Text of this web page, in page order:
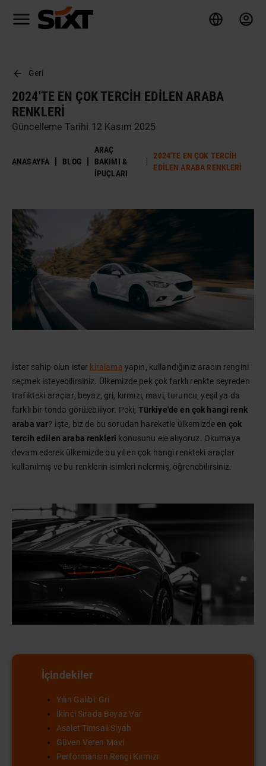
Geri
2024'TE EN ÇOK TERCIH EDILEN ARABA
RENKLERI
Güncelleme Tarihi 12 Kasım 2025
ANASAYFA BLOG
ARAÇ
BAKIMI &
İPUÇLARI
2024'TE EN ÇOK TERCIH
EDILEN ARABA RENKLERI
İster sahip olun ister kiralama yapın, kullandığınız aracın rengini
seçmek isteyebilirsiniz. Ülkemizde pek çok farklı renkte seyreden
trafikteki araçlar; beyaz, gri, kırmızı, mavi, turuncu, yeşil ya da
farklı bir tonda görülebiliyor. Peki, Türkiye'de en çok hangi renk
araba var? İşte, biz de bu sorudan hareketle ülkemizdeen çok
tercih edilen araba renkleri konusunu ele alıyoruz. Okumaya
devam ederek ülkemizde bu yıl en çok hangi renkteki araçlar
kullanılmış ve bu renklerin isimleri nelermiş, öğrenebilirsiniz.
İçindekiler
Yılın Galibi: Gri
İkinci Sırada Beyaz Var
Asalet Timsali Siyah
Güven Veren Mavi
Performansın Rengi Kırmızı